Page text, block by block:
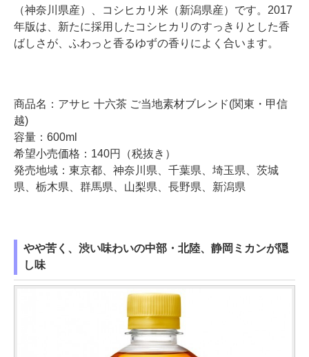
（神奈川県産）、コシヒカリ米（新潟県産）です。2017
年版は、新たに採用したコシヒカリのすっきりとした香
ばしさが、ふわっと香るゆずの香りによく合います。
商品名：アサヒ 十六茶 ご当地素材ブレンド(関東・甲信
越)
容量：600ml
希望小売価格：140円（税抜き）
発売地域：東京都、神奈川県、千葉県、埼玉県、茨城
県、栃木県、群馬県、山梨県、長野県、新潟県
やや苦く、渋い味わいの中部・北陸、静岡ミカンが隠
し味